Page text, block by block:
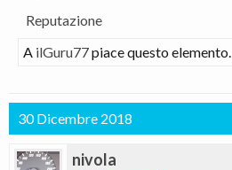
Reputazione
A ilGuru77piace questo elemento.
30 Dicembre 2018
nivola